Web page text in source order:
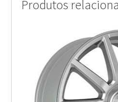
Produtos